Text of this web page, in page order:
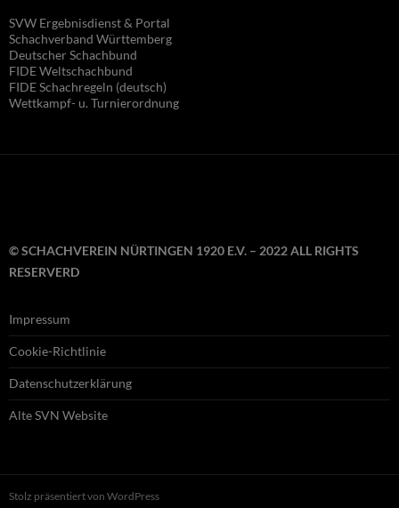
SVW Ergebnisdienst & Portal
Schachverband Württemberg
Deutscher Schachbund
FIDE Weltschachbund
FIDE Schachregeln (deutsch)
Wettkampf- u. Turnierordnung
© SCHACHVEREIN NÜRTINGEN 1920 E.V. – 2022 ALL RIGHTS
RESERVERD
Impressum
Cookie-Richtlinie
Datenschutzerklärung
Alte SVN Website
Stolz präsentiert von WordPress